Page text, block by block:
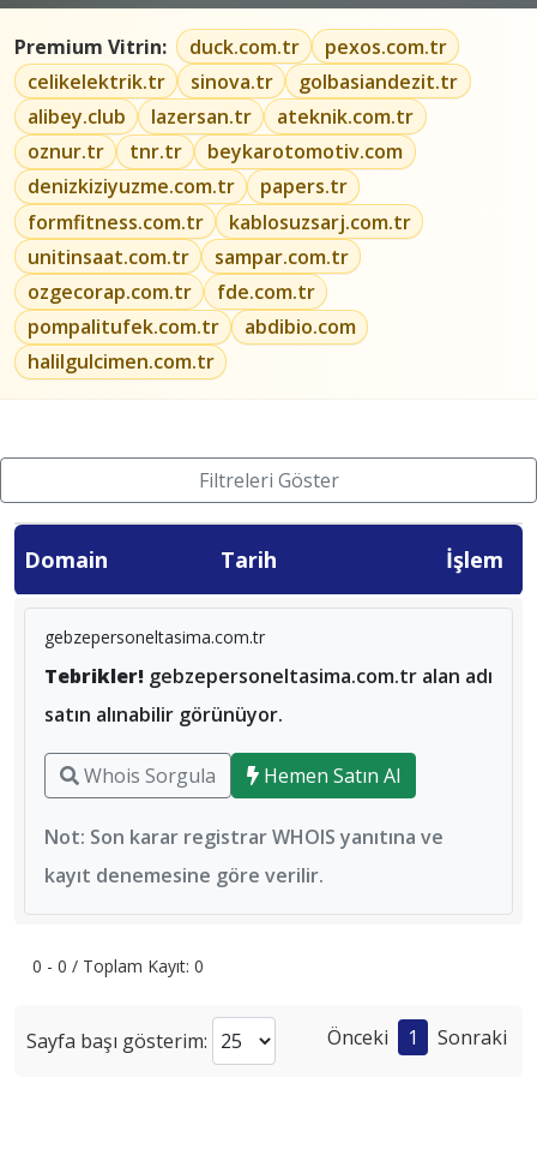
Premium Vitrin: duck.com.tr
pexos.com.tr
celikelektrik.tr
sinova.tr
golbasiandezit.tr
alibey.club
lazersan.tr
ateknik.com.tr
oznur.tr
tnr.tr
beykarotomotiv.com
denizkiziyuzme.com.tr
papers.tr
formfitness.com.tr
kablosuzsarj.com.tr
unitinsaat.com.tr
sampar.com.tr
ozgecorap.com.tr
fde.com.tr
pompalitufek.com.tr
abdibio.com
halilgulcimen.com.tr
Filtreleri Göster
Domain Tarih İşlem
gebzepersoneltasima.com.tr
Tebrikler! gebzepersoneltasima.com.tr alan adı
satın alınabilir görünüyor.
Whois Sorgula Hemen Satın Al
Not: Son karar registrar WHOIS yanıtına ve
kayıt denemesine göre verilir.
0 - 0 / Toplam Kayıt: 0
Sayfa başı gösterim: Önceki 1 Sonraki